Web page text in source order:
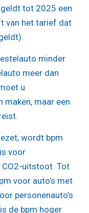
tot 2025 een
van het tarief dat
minder
meer dan
u
maken, maar een
wordt bpm
voor
CO2-uitstoot. Tot
voor auto’s met
personenauto’s
de bpm hoger